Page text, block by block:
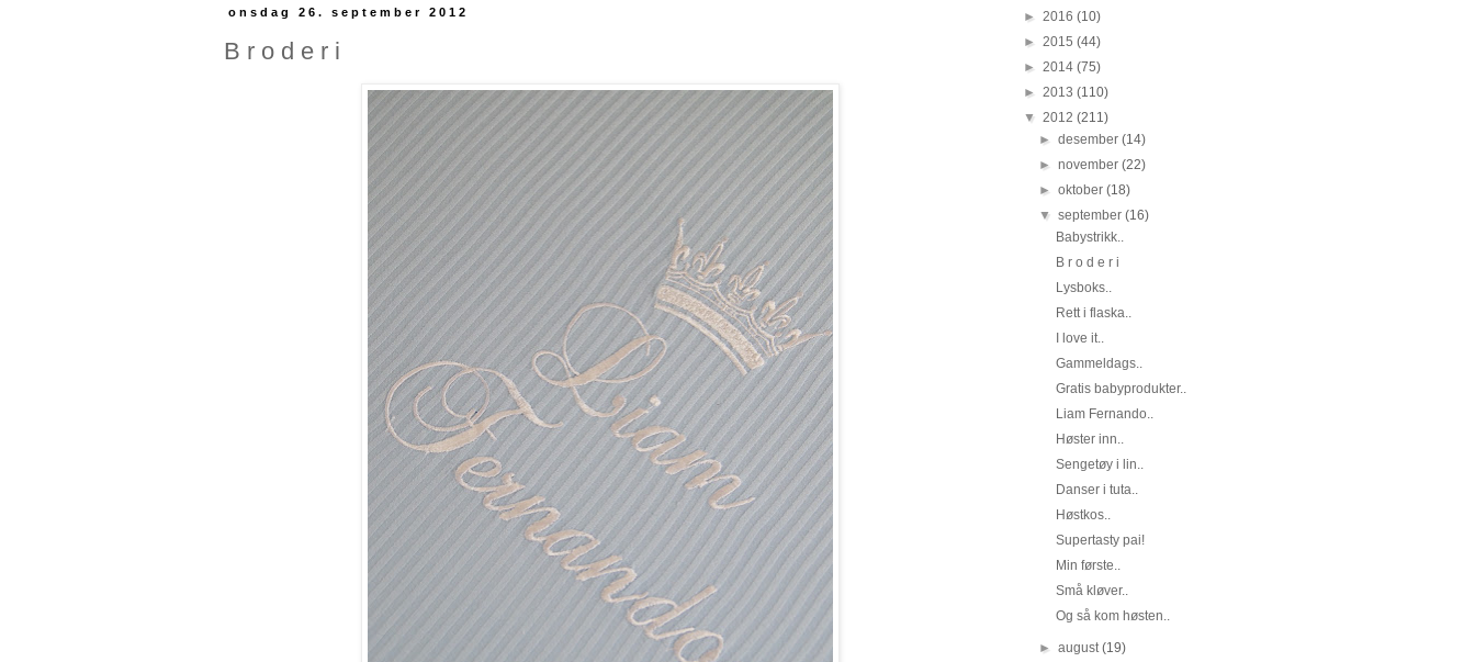
onsdag 26. september 2012
B r o d e r i
► 2016 (10)
► 2015 (44)
► 2014 (75)
► 2013 (110)
▼ 2012 (211)
►desember(14)
►november(22)
►oktober(18)
▼september(16)
Babystrikk..
B r o d e r i
Lysboks..
Rett i flaska..
I love it..
Gammeldags..
Gratis babyprodukter..
Liam Fernando..
Høster inn..
Sengetøy i lin..
Danser i tuta..
Høstkos..
Supertasty pai!
Min første..
Små kløver..
Og så kom høsten..
►august(19)